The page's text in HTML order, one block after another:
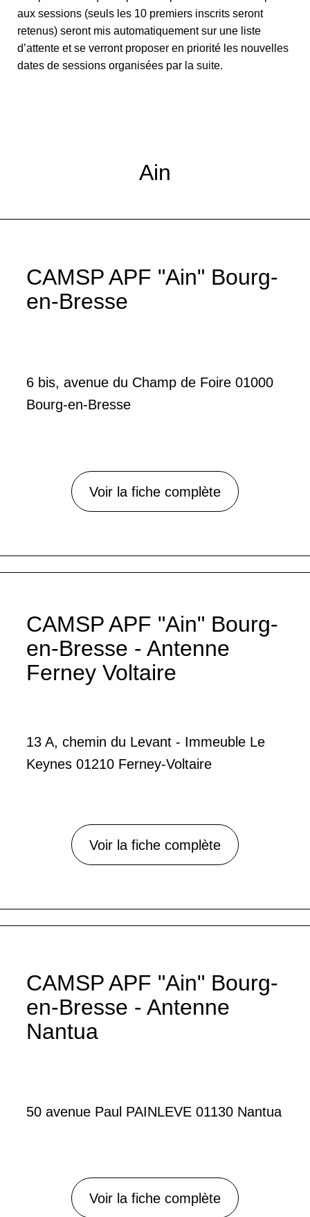
aux sessions (seuls les 10 premiers inscrits seront
retenus) seront mis automatiquement sur une liste
d’attente et se verront proposer en priorité les nouvelles
dates de sessions organisées par la suite.
Ain
CAMSP APF "Ain" Bourg-
en-Bresse
6 bis, avenue du Champ de Foire 01000
Bourg-en-Bresse
Voir la fiche complète
CAMSP APF "Ain" Bourg-
en-Bresse - Antenne
Ferney Voltaire
13 A, chemin du Levant - Immeuble Le
Keynes 01210 Ferney-Voltaire
Voir la fiche complète
CAMSP APF "Ain" Bourg-
en-Bresse - Antenne
Nantua
50 avenue Paul PAINLEVE 01130 Nantua
Voir la fiche complète